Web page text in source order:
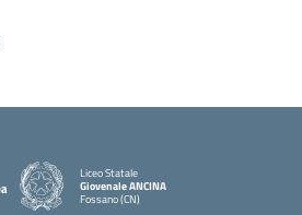
Liceo Statale
Giovenale ANCINA
Fossano (CN)